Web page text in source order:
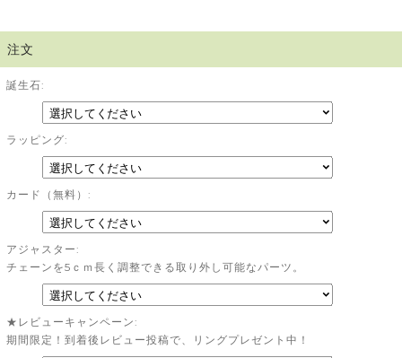
注文
誕生石:
ラッピング:
カード（無料）:
アジャスター:
チェーンを5ｃｍ長く調整できる取り外し可能なパーツ。
★レビューキャンペーン:
期間限定！到着後レビュー投稿で、リングプレゼント中！